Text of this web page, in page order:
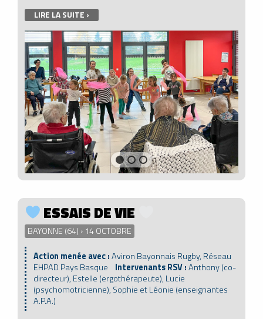
LIRE LA SUITE ›
ESSAIS DE VIE
BAYONNE (64) › 14 OCTOBRE
Action menée avec :Aviron Bayonnais Rugby, Réseau
EHPAD Pays Basque Intervenants RSV :Anthony (co-
directeur), Estelle (ergothérapeute), Lucie
(psychomotricienne), Sophie et Léonie (enseignantes
A.P.A.)